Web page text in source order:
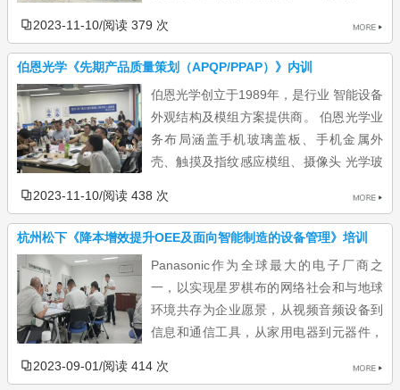
理；研究开发和技术支持；商品采购、销售及市场营销服务；供应
链管理等物流运作；承接本公司集团内部的共享服务及境外公司的
文案；从事汽车零部件的批发、进出口、佣金代理...
2023-11-10/阅读 379 次
伯恩光学《先期产品质量策划（APQP/PPAP）》内训
伯恩光学创立于1989年，是行业 智能设备
外观结构及模组方案提供商。 伯恩光学业
务布局涵盖手机玻璃盖板、手机金属外
壳、触摸及指纹感应模组、摄像头 光学玻
设备、 智能穿戴设备 、AR/VR眼镜及汽车行业。 伯恩光学已成为
在全球拥有8个生产基地， 总投资 逾400亿港元，总占地面积约
学邀请雷尔夫共同开展APQP内训，授课老师...
2023-11-10/阅读 438 次
杭州松下《降本增效提升OEE及面向智能制造的设备管理》培训
Panasonic作为全球最大的电子厂商之
一，以实现星罗棋布的网络社会和与地球
环境共存为企业愿景，从视频音频设备到
信息和通信工具，从家用电器到元器件，
加丰富而精彩。 Panasonic始终坚持创造顾客价值，为顾客带来安
2023-09-01/阅读 414 次